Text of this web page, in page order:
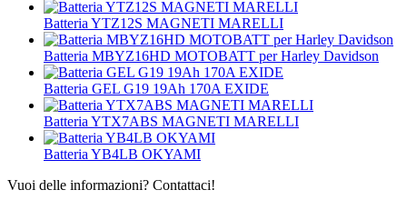
Batteria YTZ12S MAGNETI MARELLI
Batteria MBYZ16HD MOTOBATT per Harley Davidson
Batteria GEL G19 19Ah 170A EXIDE
Batteria YTX7ABS MAGNETI MARELLI
Batteria YB4LB OKYAMI
Vuoi delle informazioni? Contattaci!